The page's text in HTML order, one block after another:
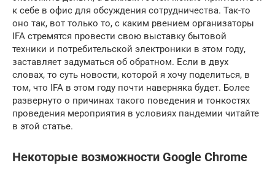
к себе в офис для обсуждения сотрудничества. Так-то
оно так, вот только то, с каким рвением организаторы
IFA стремятся провести свою выставку бытовой
техники и потребительской электроники в этом году,
заставляет задуматься об обратном. Если в двух
словах, то суть новости, которой я хочу поделиться, в
том, что IFA в этом году почти наверняка будет. Более
развернуто о причинах такого поведения и тонкостях
проведения мероприятия в условиях пандемии читайте
в этой статье.
Некоторые возможности Google Chrome